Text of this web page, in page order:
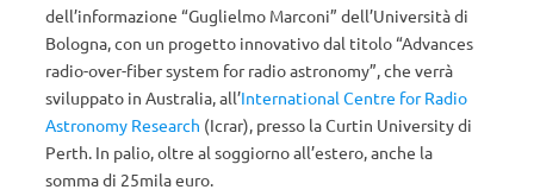
dell’informazione “Guglielmo Marconi” dell’Università di
Bologna, con un progetto innovativo dal titolo “Advances
radio-over-fiber system for radio astronomy”, che verrà
sviluppato in Australia, all’International Centre for Radio
Astronomy Research (Icrar), presso la Curtin University di
Perth. In palio, oltre al soggiorno all’estero, anche la
somma di 25mila euro.